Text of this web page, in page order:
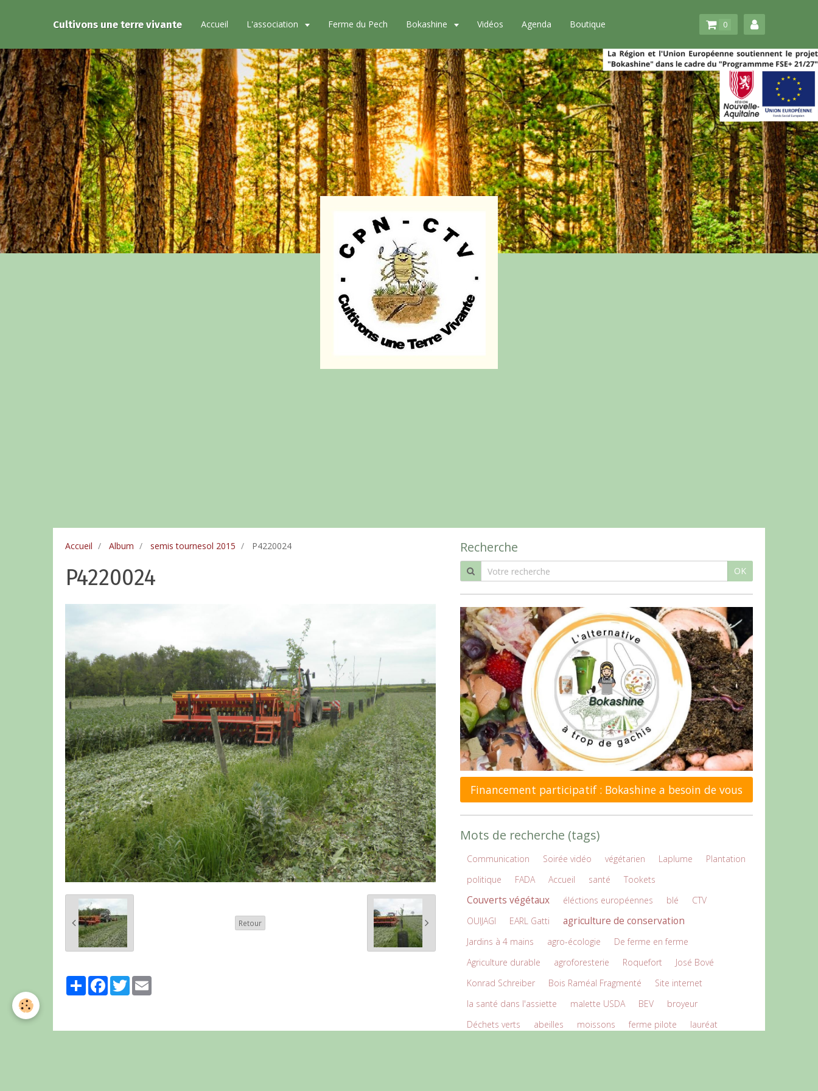
Cultivons une terre vivante Accueil L'association Ferme du Pech Bokashine Vidéos Agenda Boutique 0
Accueil Album semis tournesol 2015 P4220024
P4220024
Retour
PartagerFacebook
Twitter
Recherche
OK
Financement participatif : Bokashine a besoin de vous
Mots de recherche (tags)
Communication Soirée vidéo végétarien Laplume
Plantation
politique
FADA Accueil santé Tookets
Couverts végétaux éléctions européennes blé
CTV
OUIJAGI
EARL Gatti agriculture de conservation
Jardins à 4 mains agro-écologie
De ferme en ferme
Agriculture durable
agroforesterie Roquefort
José Bové
Konrad Schreiber
Bois Raméal Fragmenté
Site internet
la santé dans l'assiette
malette USDA BEV
broyeur
Déchets verts
abeilles moissons ferme pilote
lauréat